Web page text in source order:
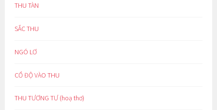
THU TÀN
SẮC THU
NGÓ LƠ
CỔ ĐỘ VÀO THU
THU TƯƠNG TƯ (hoạ thơ)